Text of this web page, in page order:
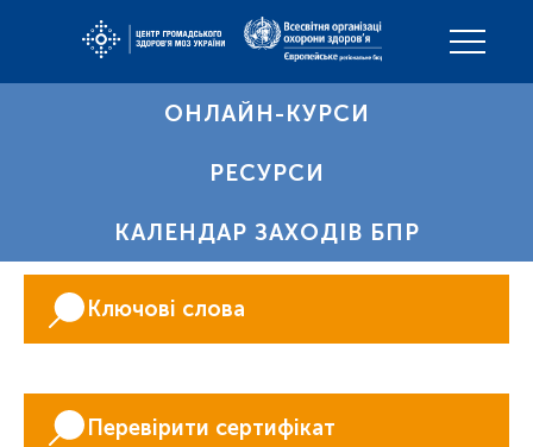
ОНЛАЙН-КУРСИ
РЕСУРСИ
КАЛЕНДАР ЗАХОДІВ БПР
Ключові слова
Перевірити сертифікат